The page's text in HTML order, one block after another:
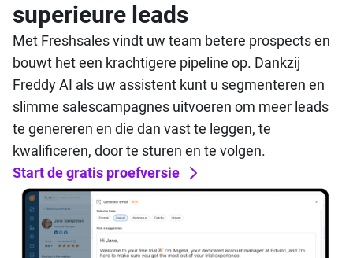
superieure leads
Met Freshsales vindt uw team betere prospects en
bouwt het een krachtigere pipeline op. Dankzij
Freddy AI als uw assistent kunt u segmenteren en
slimme salescampagnes uitvoeren om meer leads
te genereren en die dan vast te leggen, te
kwalificeren, door te sturen en te volgen.
Start de gratis proefversie